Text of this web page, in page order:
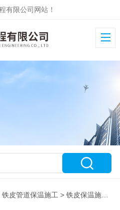
有限公司网站！
铁皮管道保温施工 >铁皮保温施工队